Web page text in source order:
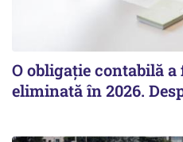
O obligație contabilă
eliminată în 2026.